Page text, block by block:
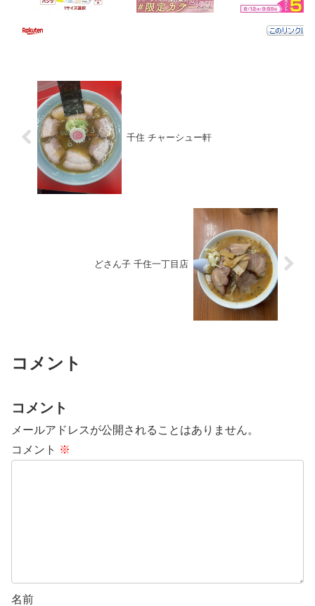
千住 チャーシュー軒
どさん子 千住一丁目店
コメント
コメント
メールアドレスが公開されることはありません。
コメント ※
名前